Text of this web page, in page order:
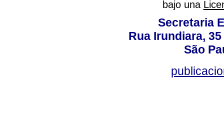
bajo una
Secretaria
Rua Irundiara,
São